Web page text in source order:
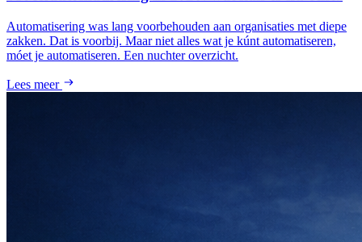
Automatisering was lang voorbehouden aan organisaties met diepe
zakken. Dat is voorbij. Maar niet alles wat je kúnt automatiseren,
móet je automatiseren. Een nuchter overzicht.
Lees meer